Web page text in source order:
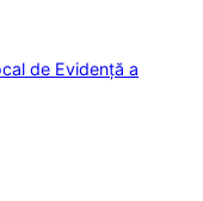
de Evidență a